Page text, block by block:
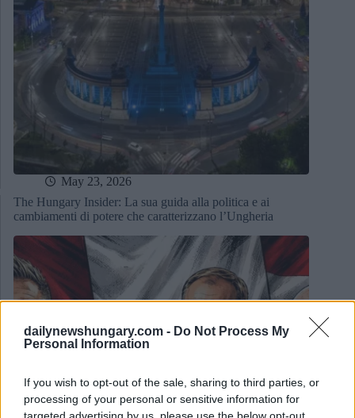
dailynewshungary.com - Do Not Process My
Personal Information
If you wish to opt-out of the sale, sharing to third parties, or
processing of your personal or sensitive information for
targeted advertising by us, please use the below opt-out
May 23, 2026
The Hungary Insider: La sua guida alla politica e ai
cambiamenti di potere che caratterizzano l’Ungheria